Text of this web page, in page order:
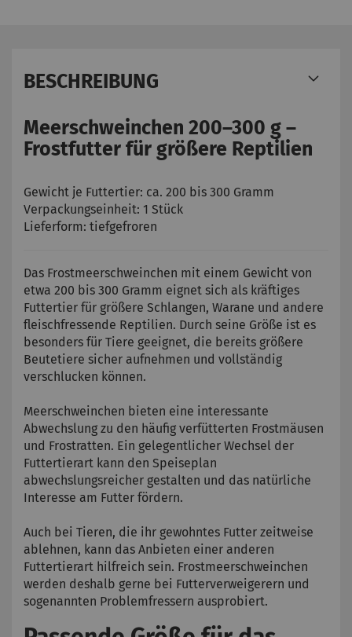
BESCHREIBUNG
Meerschweinchen 200–300 g –
Frostfutter für größere Reptilien
Gewicht je Futtertier: ca. 200 bis 300 Gramm
Verpackungseinheit: 1 Stück
Lieferform: tiefgefroren
Das Frostmeerschweinchen mit einem Gewicht von
etwa 200 bis 300 Gramm eignet sich als kräftiges
Futtertier für größere Schlangen, Warane und andere
fleischfressende Reptilien. Durch seine Größe ist es
besonders für Tiere geeignet, die bereits größere
Beutetiere sicher aufnehmen und vollständig
verschlucken können.
Meerschweinchen bieten eine interessante
Abwechslung zu den häufig verfütterten Frostmäusen
und Frostratten. Ein gelegentlicher Wechsel der
Futtertierart kann den Speiseplan
abwechslungsreicher gestalten und das natürliche
Interesse am Futter fördern.
Auch bei Tieren, die ihr gewohntes Futter zeitweise
ablehnen, kann das Anbieten einer anderen
Futtertierart hilfreich sein. Frostmeerschweinchen
werden deshalb gerne bei Futterverweigerern und
sogenannten Problemfressern ausprobiert.